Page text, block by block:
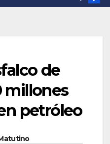
de
millones
petróleo